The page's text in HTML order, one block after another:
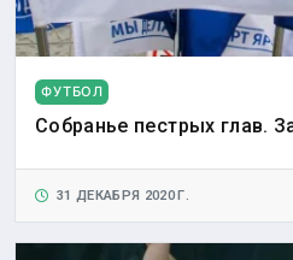
ФУТБОЛ
Собранье пестрых глав.
31 ДЕКАБРЯ 2020 Г.